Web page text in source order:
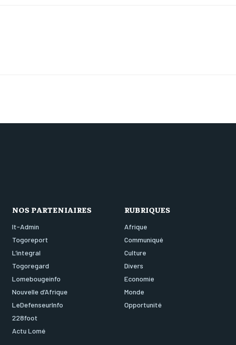
NOS PARTENIAIRES
It-Admin
Togoreport
L’integral
Togoregard
Lomebougeinfo
Nouvelle d’Afrique
LeDefenseurInfo
228foot
Actu Lomé
RUBRIQUES
Afrique
Communiqué
Culture
Divers
Economie
Monde
Opportunité